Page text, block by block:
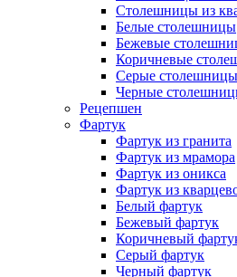
Столешницы из
Белые столешницы
Бежевые
Коричневые
Серые столешницы
Черные
Рецепшен
Фартук
Фартук из гранита
Фартук из мрамора
Фартук из оникса
Фартук из
Белый фартук
Бежевый фартук
Коричневый
Серый фартук
Черный фартук